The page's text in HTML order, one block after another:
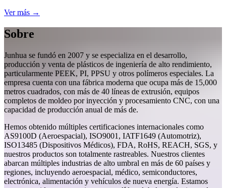
Ver más →
Sobre
Junhua se fundó en 2007 y se especializa en el desarrollo,
producción y venta de plásticos de ingeniería de alto rendimiento,
particularmente PEEK, PI, PPSU y otros polímeros especiales. La
empresa cuenta con una fábrica moderna que ocupa más de 15,000
metros cuadrados, con más de 40 líneas de extrusión, equipos
completos de moldeo por inyección y procesamiento CNC, con una
capacidad de producción anual de más de.
Hemos obtenido múltiples certificaciones internacionales como
AS9100D (Aeroespacial), ISO9001, IATF1649 (Automotriz),
ISO13485 (Dispositivos Médicos), FDA, RoHS, REACH, SGS, y
nuestros productos son totalmente rastreables. Nuestros clientes
abarcan múltiples industrias de alto umbral en más de 60 países y
regiones, incluyendo aeroespacial, médico, semiconductores,
electrónica, alimentación y vehículos de nueva energía. Estamos